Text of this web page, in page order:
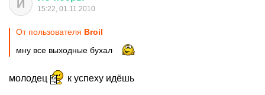
Й 15:22, 01.11.2010
От пользователя Broil
мну все выходные бухал
молодец к успеху идёшь